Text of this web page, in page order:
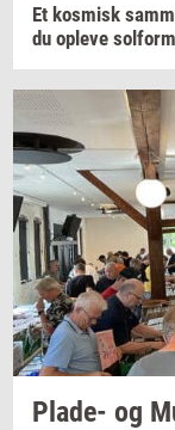
Et kos­misk
du op­le­ve
Plade-​ og